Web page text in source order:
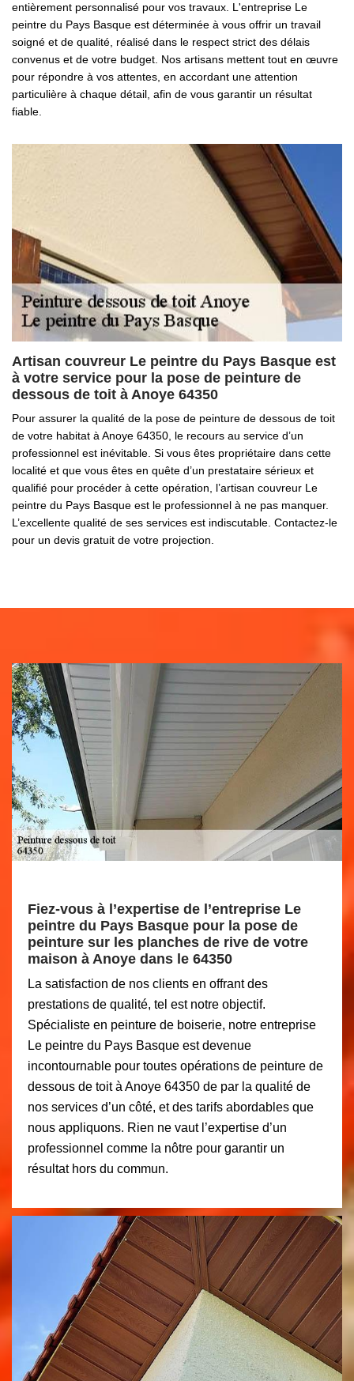
entièrement personnalisé pour vos travaux. L'entreprise Le
peintre du Pays Basque est déterminée à vous offrir un travail
soigné et de qualité, réalisé dans le respect strict des délais
convenus et de votre budget. Nos artisans mettent tout en œuvre
pour répondre à vos attentes, en accordant une attention
particulière à chaque détail, afin de vous garantir un résultat
fiable.
Artisan couvreur Le peintre du Pays Basque est
à votre service pour la pose de peinture de
dessous de toit à Anoye 64350
Pour assurer la qualité de la pose de peinture de dessous de toit
de votre habitat à Anoye 64350, le recours au service d’un
professionnel est inévitable. Si vous êtes propriétaire dans cette
localité et que vous êtes en quête d’un prestataire sérieux et
qualifié pour procéder à cette opération, l’artisan couvreur Le
peintre du Pays Basque est le professionnel à ne pas manquer.
L’excellente qualité de ses services est indiscutable. Contactez-le
pour un devis gratuit de votre projection.
Fiez-vous à l’expertise de l’entreprise Le
peintre du Pays Basque pour la pose de
peinture sur les planches de rive de votre
maison à Anoye dans le 64350
La satisfaction de nos clients en offrant des
prestations de qualité, tel est notre objectif.
Spécialiste en peinture de boiserie, notre entreprise
Le peintre du Pays Basque est devenue
incontournable pour toutes opérations de peinture de
dessous de toit à Anoye 64350 de par la qualité de
nos services d’un côté, et des tarifs abordables que
nous appliquons. Rien ne vaut l’expertise d’un
professionnel comme la nôtre pour garantir un
résultat hors du commun.